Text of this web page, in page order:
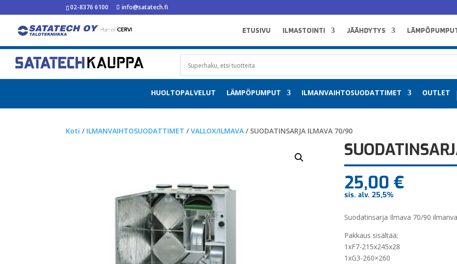
02-8376 6100 info@satatech.fi
ETUSIVU ILMASTOINTI JÄÄHDYTYS
HUOLTOPALVELUT LÄMPÖPUMPUT ILMANVAIHTOSUODATTIMET OUTLET
Koti / ILMANVAIHTOSUODATTIMET /VALLOX/ILMAVA / SUODATINSARJA ILMAVA 70/90
25,00 €
sis. alv. 25,5%
Suodatinsarja Ilmava 70/90
Pakkaus sisältää:
1xF7-215x245x28
1xG3-260×260